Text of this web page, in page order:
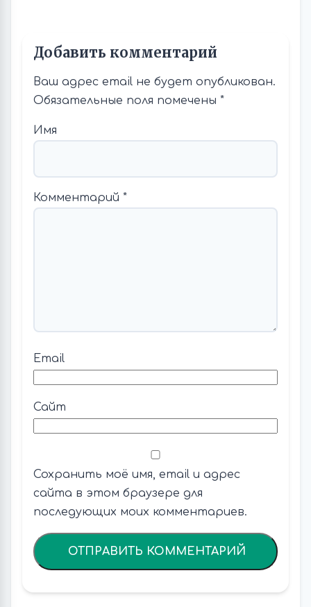
Добавить комментарий
Ваш адрес email не будет опубликован.
Обязательные поля помечены *
Имя
Комментарий *
Email
Сайт
Сохранить моё имя, email и адрес
сайта в этом браузере для
последующих моих комментариев.